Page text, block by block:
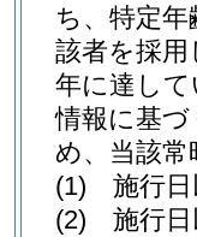
ち、特定
該者を採
年に達し
情報に基
め、当該
(1)
施行
(2)
施行